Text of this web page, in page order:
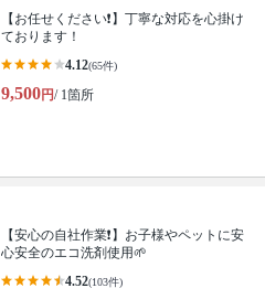
【お任せください❗️】丁寧な対応を心掛け
ております！
4.12(65件)
9,500円/ 1箇所
【安心の自社作業❗️】お子様やペットに安
心安全のエコ洗剤使用🌱
4.52(103件)